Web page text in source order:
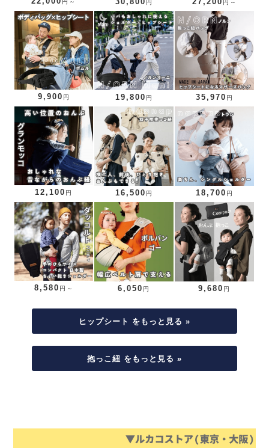
円～ 円 円～
9,900 円 19,800 円 35,970 円
12,100 円 16,500 円 18,700 円
8,580 円～ 6,050 円 9,680 円
ヒップシート をもっと見る »
抱っこ紐 をもっと見る »